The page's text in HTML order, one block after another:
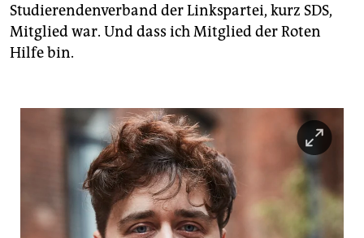
Studierendenverband der Linkspartei, kurz SDS,
Mitglied war. Und dass ich Mitglied der Roten
Hilfe bin.